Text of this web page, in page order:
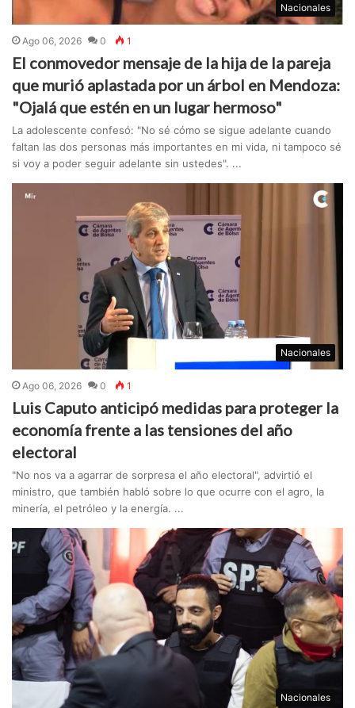
Nacionales
Ago 06, 2026 0 1
El conmovedor mensaje de la hija de la pareja
que murió aplastada por un árbol en Mendoza:
"Ojalá que estén en un lugar hermoso"
La adolescente confesó: "No sé cómo se sigue adelante cuando
faltan las dos personas más importantes en mi vida, ni tampoco sé
si voy a poder seguir adelante sin ustedes". ...
Nacionales
Ago 06, 2026 0 1
Luis Caputo anticipó medidas para proteger la
economía frente a las tensiones del año
electoral
"No nos va a agarrar de sorpresa el año electoral", advirtió el
ministro, que también habló sobre lo que ocurre con el agro, la
minería, el petróleo y la energía. ...
Nacionales